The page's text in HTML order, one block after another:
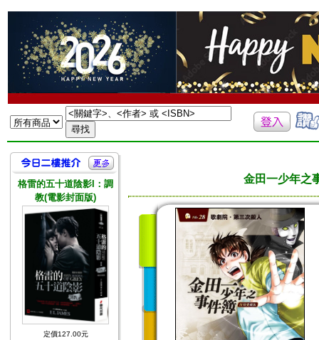
格雷的五十道陰影I：調
教(電影封面版)
定價127.00元
金田一少年之